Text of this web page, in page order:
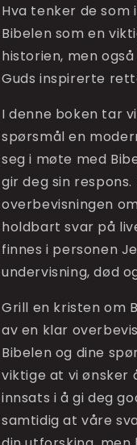
Hva tenker de som
Bibelen som en
historien, men
Guds inspirerte
I denne boken tar
spørsmål en
seg i møte med
gir deg sin
overbevisningen
holdbart svar på
finnes i personen
undervisning, død
Grill en kristen om
av en klar
Bibelen og dine
viktige at vi ønsker
innsats i å gi deg
samtidig at våre